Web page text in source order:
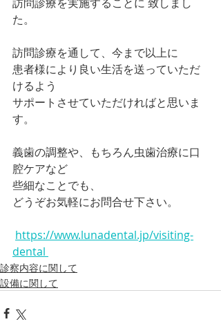
た。
訪問診療を通して、今まで以上に
患者様により良い生活を送っていただ
けるよう
サポートさせていただければと思いま
す。
義歯の調整や、もちろん虫歯治療に口
腔ケアなど
些細なことでも、
どうぞお気軽にお問合せ下さい。
https://www.lunadental.jp/visiting-
dental
診察内容に関して
設備に関して